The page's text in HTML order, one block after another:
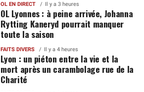
OL EN DIRECT Il y a 3 heures
OL Lyonnes : à peine arrivée, Johanna
Rytting Kaneryd pourrait manquer
toute la saison
FAITS DIVERS Il y a 4 heures
Lyon : un piéton entre la vie et la
mort après un carambolage rue de la
Charité